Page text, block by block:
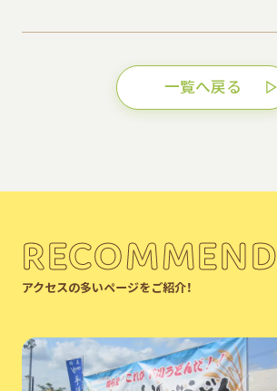
一覧へ戻る
RECOMMEND
アクセスの多いページをご紹介！